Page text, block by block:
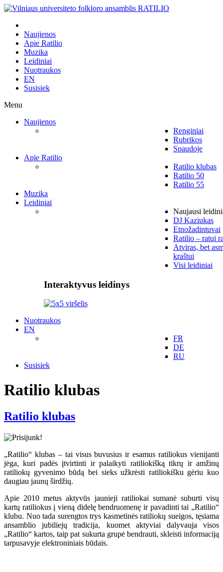
Naujienos
Apie Ratilio
Muzika
Leidiniai
Nuotraukos
EN
Susisiek
Menu
Naujienos
Renginiai
Rubrikos
Spaudoje
Apie Ratilio
Ratilio klubas
Ratilio 50
Ratilio 55
Muzika
Leidiniai
Naujausi
DJ Kaziukas
Etnožadintuvai
Ratilio – ratui
Atviras, bet
kraštui
Visi leidiniai
Interaktyvus leidinys
Nuotraukos
EN
FR
DE
RU
Susisiek
Ratilio klubas
Ratilio klubas
„Ratilio“ klubas – tai visus buvusius ir esamus ratiliokus vienijanti
jėga, kuri padės įtvirtinti ir palaikyti ratiliokišką tikrų ir amžinų
ratiliokų gyvenimo būdą bei sieks užkrėsti ratiliokišku gėriu kuo
daugiau jaunų širdžių.
Apie 2010 metus aktyvūs jaunieji ratiliokai sumanė suburti visų
kartų ratiliokus į vieną didelę bendruomenę ir pavadinti tai „Ratilio“
klubu. Nuo tada surengtos trys kasmetinės ratiliokų sueigos, tęsiama
ansamblio jubiliejų tradicija, kuomet aktyviai dalyvauja visos
„Ratilio“ kartos, taip pat sukurta grupė bendrauti, skleisti informaciją
tarpusavyje elektroniniais būdais.